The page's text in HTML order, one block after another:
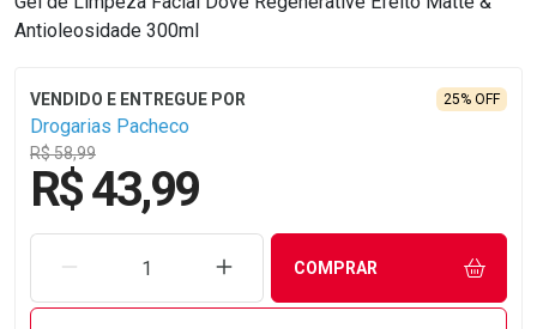
Antioleosidade 300ml
Drogarias Pacheco
R$ 58,99
25% OFF
R$ 43,99
REMOVER UMA UNIDADEAUMENTAR UMA UNIDADE
COMPRAR